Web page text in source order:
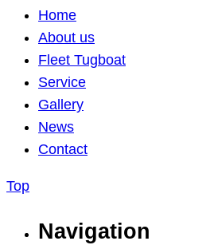
Home
About us
Fleet Tugboat
Service
Gallery
News
Contact
Top
Navigation